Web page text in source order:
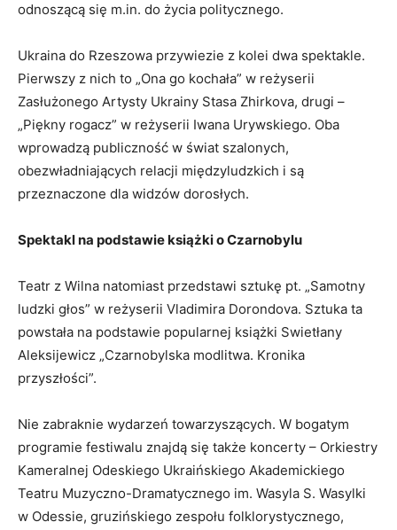
odnoszącą się m.in. do życia politycznego.
Ukraina do Rzeszowa przywiezie z kolei dwa spektakle.
Pierwszy z nich to „Ona go kochała” w reżyserii
Zasłużonego Artysty Ukrainy Stasa Zhirkova, drugi –
„Piękny rogacz” w reżyserii Iwana Urywskiego. Oba
wprowadzą publiczność w świat szalonych,
obezwładniających relacji międzyludzkich i są
przeznaczone dla widzów dorosłych.
Spektakl na podstawie książki o Czarnobylu
Teatr z Wilna natomiast przedstawi sztukę pt. „Samotny
ludzki głos” w reżyserii Vladimira Dorondova. Sztuka ta
powstała na podstawie popularnej książki Swietłany
Aleksijewicz „Czarnobylska modlitwa. Kronika
przyszłości”.
Nie zabraknie wydarzeń towarzyszących. W bogatym
programie festiwalu znajdą się także koncerty – Orkiestry
Kameralnej Odeskiego Ukraińskiego Akademickiego
Teatru Muzyczno-Dramatycznego im. Wasyla S. Wasylki
w Odessie, gruzińskiego zespołu folklorystycznego,